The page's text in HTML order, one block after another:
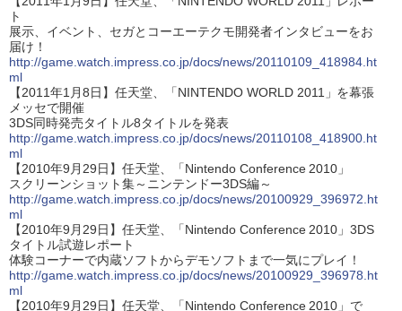
ト
展示、イベント、セガとコーエーテクモ開発者インタビューをお
届け！
http://game.watch.impress.co.jp/docs/news/20110109_418984.ht
ml
【2011年1月8日】任天堂、「NINTENDO WORLD 2011」を幕張
メッセで開催
3DS同時発売タイトル8タイトルを発表
http://game.watch.impress.co.jp/docs/news/20110108_418900.ht
ml
【2010年9月29日】任天堂、「Nintendo Conference 2010」
スクリーンショット集～ニンテンドー3DS編～
http://game.watch.impress.co.jp/docs/news/20100929_396972.ht
ml
【2010年9月29日】任天堂、「Nintendo Conference 2010」3DS
タイトル試遊レポート
体験コーナーで内蔵ソフトからデモソフトまで一気にプレイ！
http://game.watch.impress.co.jp/docs/news/20100929_396978.ht
ml
【2010年9月29日】任天堂、「Nintendo Conference 2010」で